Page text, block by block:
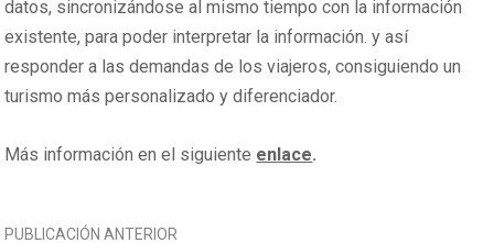
datos, sincronizándose al mismo tiempo con la información
existente, para poder interpretar la información. y así
responder a las demandas de los viajeros, consiguiendo un
turismo más personalizado y diferenciador.
Más información en el siguiente enlace.
PUBLICACIÓN ANTERIOR